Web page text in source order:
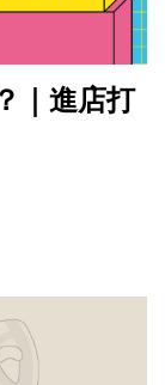
｜進店打